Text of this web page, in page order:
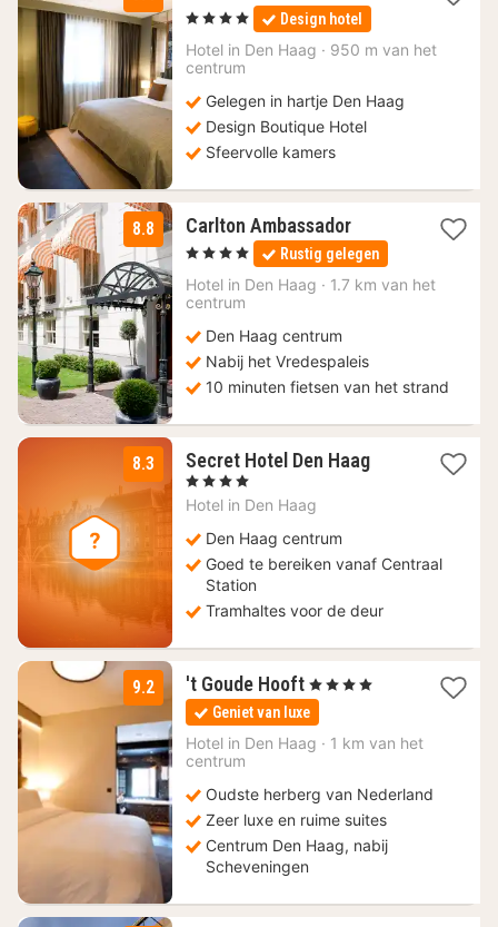
nacht
vanaf
110
, 4 Sterren Design hotel
Hotel in Den Haag · 950 m van het
centrum
Gelegen in hartje Den Haag
Design Boutique Hotel
Sfeervolle kamers
8.8 Carlton Ambassador1
nacht
vanaf
125,10
, 4 Sterren Rustig gelegen
Hotel in Den Haag · 1.7 km van het
centrum
Den Haag centrum
Nabij het Vredespaleis
10 minuten fietsen van het strand
8.3 Secret Hotel Den Haag2
, 4 Sterren
Hotel in Den Haag
Den Haag centrum
Goed te bereiken vanaf Centraal
Station
Tramhaltes voor de deur
9.2 't Goude Hooft 1
nacht
vanaf
179
, 4 Sterren
Geniet van luxe
Hotel in Den Haag · 1 km van het
centrum
Oudste herberg van Nederland
Zeer luxe en ruime suites
Centrum Den Haag, nabij
Scheveningen